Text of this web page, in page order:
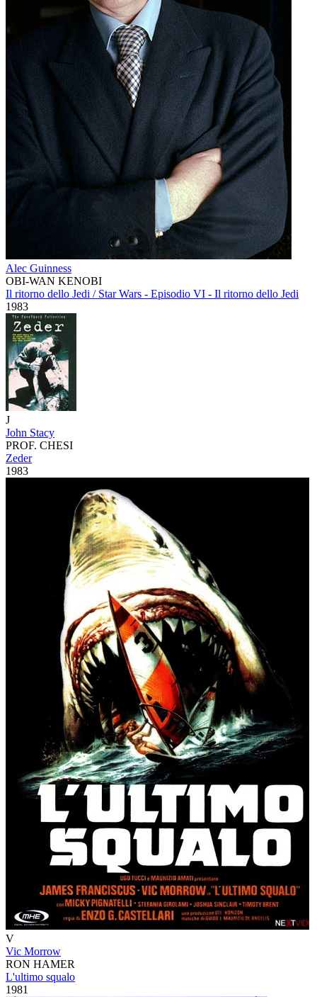
Alec Guinness
OBI-WAN KENOBI
Il ritorno dello Jedi / Star Wars - Episodio VI - Il ritorno dello Jedi
1983
J
John Stacy
PROF. CHESI
Zeder
1983
V
Vic Morrow
RON HAMER
L'ultimo squalo
1981